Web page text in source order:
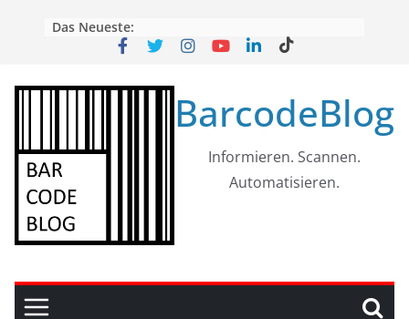
Das Neueste:
BarcodeBlog
Informieren. Scannen.
Automatisieren.